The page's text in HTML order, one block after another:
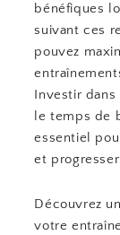
bénéfiques
suivant ces
pouvez
Investir
le temps de
essentiel
et
Découvrez
votre